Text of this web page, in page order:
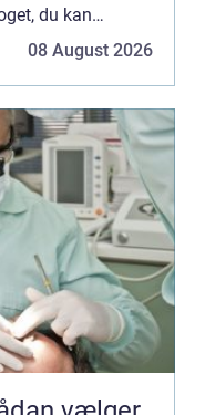
du kan
aldre – drømmen
08 August 2026